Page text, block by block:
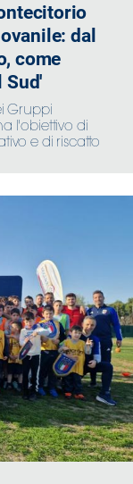
dal
come
Sud'
Gruppi
l'obiettivo di
e di riscatto